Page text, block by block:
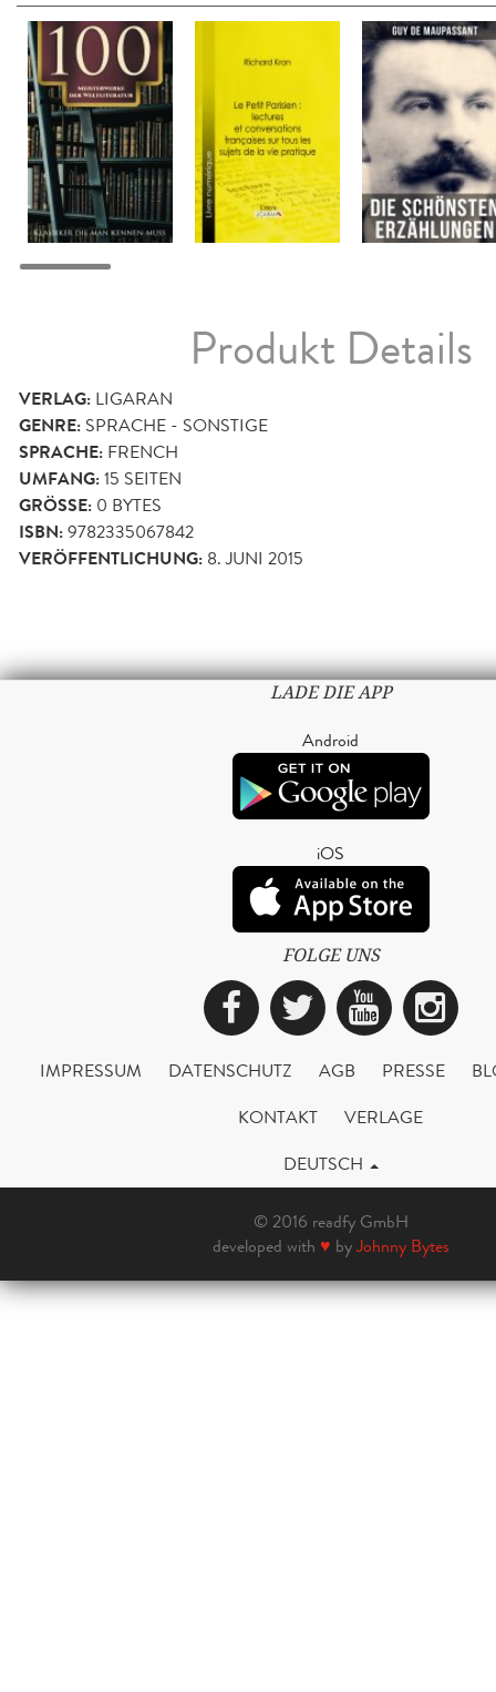
Produkt Details
VERLAG: LIGARAN
GENRE: SPRACHE - SONSTIGE
SPRACHE: FRENCH
UMFANG:15 SEITEN
GRÖSSE: 0 BYTES
ISBN:9782335067842
VERÖFFENTLICHUNG: 8. JUNI 2015
LADE DIE APP
Android
iOS
FOLGE UNS
Facebook
Twitter
IMPRESSUM DATENSCHUTZ AGB PRESSE
KONTAKT
VERLAGE
DEUTSCH
© 2016 readfy GmbH
developed with ♥ byJohnny Bytes